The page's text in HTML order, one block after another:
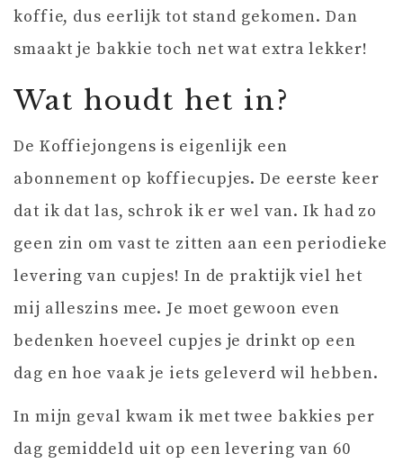
koffie, dus eerlijk tot stand gekomen. Dan
smaakt je bakkie toch net wat extra lekker!
Wat houdt het in?
De Koffiejongens is eigenlijk een
abonnement op koffiecupjes. De eerste keer
dat ik dat las, schrok ik er wel van. Ik had zo
geen zin om vast te zitten aan een periodieke
levering van cupjes! In de praktijk viel het
mij alleszins mee. Je moet gewoon even
bedenken hoeveel cupjes je drinkt op een
dag en hoe vaak je iets geleverd wil hebben.
In mijn geval kwam ik met twee bakkies per
dag gemiddeld uit op een levering van 60